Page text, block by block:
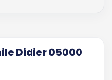
Didier 05000